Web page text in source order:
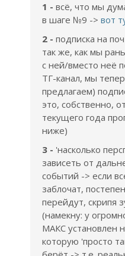
1 - всё, что мы
в шаге №9 -> вот
2 - подписка на
так же, как мы
с ней/вместо неё
ТГ-канал, мы
предлагаем)
это, собственно,
текущего года
ниже)
3 - 'насколько
зависеть от
событий -> если
заблочат,
перейдут, скрипя
(намекну: у
МАКС установлен
которую 'просто